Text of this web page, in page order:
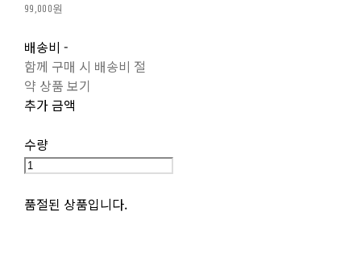
99,000원
배송비 -
함께 구매 시 배송비 절
약 상품 보기
추가 금액
수량
품절된 상품입니다.